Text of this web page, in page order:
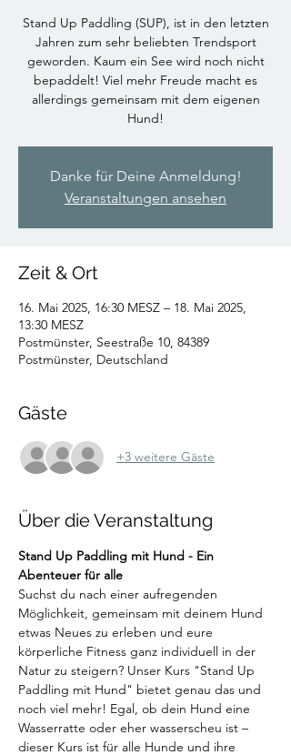
Stand Up Paddling (SUP), ist in den letzten
Jahren zum sehr beliebten Trendsport
geworden. Kaum ein See wird noch nicht
bepaddelt! Viel mehr Freude macht es
allerdings gemeinsam mit dem eigenen
Hund!
Danke für Deine Anmeldung!
Veranstaltungen ansehen
Zeit & Ort
16. Mai 2025, 16:30 MESZ – 18. Mai 2025,
13:30 MESZ
Postmünster, Seestraße 10, 84389
Postmünster, Deutschland
Gäste
+3 weitere Gäste
Über die Veranstaltung
Stand Up Paddling mit Hund - Ein
Abenteuer für alle
Suchst du nach einer aufregenden
Möglichkeit, gemeinsam mit deinem Hund
etwas Neues zu erleben und eure
körperliche Fitness ganz individuell in der
Natur zu steigern? Unser Kurs "Stand Up
Paddling mit Hund" bietet genau das und
noch viel mehr! Egal, ob dein Hund eine
Wasserratte oder eher wasserscheu ist –
dieser Kurs ist für alle Hunde und ihre